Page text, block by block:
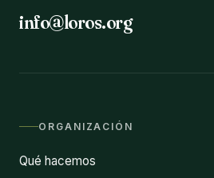
info@loros.org
ORGANIZACIÓN
Qué hacemos